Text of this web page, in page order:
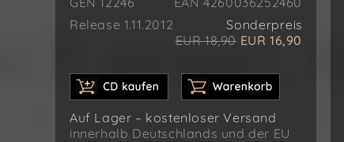
Release 1.11.2012
Sonderpreis
EUR 18,90 EUR 16,90
Auf Lager – kostenloser Versand
innerhalb Deutschlands und der EU